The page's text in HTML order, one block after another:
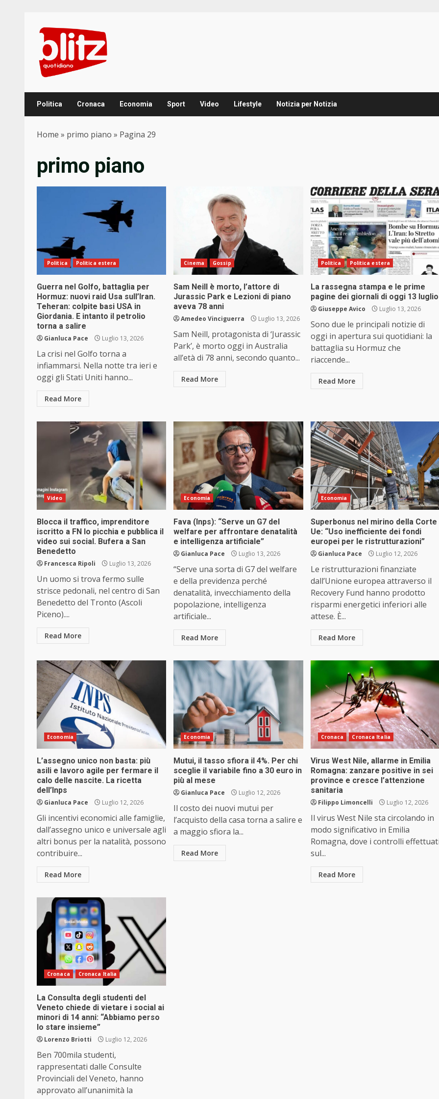
content
Politica Cronaca Economia Sport Video Lifestyle Notizia per Notizia
Home » primo piano » Pagina 29
primo piano
Politica Politica estera
Guerra nel Golfo, battaglia per
Hormuz: nuovi raid Usa sull’Iran.
Teheran: colpite basi USA in
Giordania. E intanto il petrolio
torna a salire
Gianluca Pace Luglio 13, 2026
La crisi nel Golfo torna a
infiammarsi. Nella notte tra ieri e
oggi gli Stati Uniti hanno...
Read More
Cinema Gossip
Sam Neill è morto, l’attore di
Jurassic Park e Lezioni di piano
aveva 78 anni
Amedeo Vinciguerra Luglio 13, 2026
Sam Neill, protagonista di ‘Jurassic
Park’, è morto oggi in Australia
all’età di 78 anni, secondo quanto...
Read More
Politica Politica estera
La rassegna stampa e le prime
pagine dei giornali di oggi 13 luglio
Giuseppe Avico Luglio 13, 2026
Sono due le principali notizie di
oggi in apertura sui quotidiani: la
battaglia su Hormuz che
riaccende...
Read More
Video
Blocca il traffico, imprenditore
iscritto a FN lo picchia e pubblica il
video sui social. Bufera a San
Benedetto
Francesca Ripoli Luglio 13, 2026
Un uomo si trova fermo sulle
strisce pedonali, nel centro di San
Benedetto del Tronto (Ascoli
Piceno)....
Read More
Economia
Fava (Inps): “Serve un G7 del
welfare per affrontare denatalità
e intelligenza artificiale”
Gianluca Pace Luglio 13, 2026
“Serve una sorta di G7 del welfare
e della previdenza perché
denatalità, invecchiamento della
popolazione, intelligenza
artificiale...
Read More
Economia
Superbonus nel mirino della Corte
Ue: “Uso inefficiente dei fondi
europei per le ristrutturazioni”
Gianluca Pace Luglio 12, 2026
Le ristrutturazioni finanziate
dall’Unione europea attraverso il
Recovery Fund hanno prodotto
risparmi energetici inferiori alle
attese. È...
Read More
Economia
L’assegno unico non basta: più
asili e lavoro agile per fermare il
calo delle nascite. La ricetta
dell’Inps
Gianluca Pace Luglio 12, 2026
Gli incentivi economici alle famiglie,
dall’assegno unico e universale agli
altri bonus per la natalità, possono
contribuire...
Read More
Economia
Mutui, il tasso sfiora il 4%. Per chi
sceglie il variabile fino a 30 euro in
più al mese
Gianluca Pace Luglio 12, 2026
Il costo dei nuovi mutui per
l’acquisto della casa torna a salire e
a maggio sfiora la...
Read More
Cronaca Cronaca Italia
Virus West Nile, allarme in Emilia
Romagna: zanzare positive in sei
province e cresce l’attenzione
sanitaria
Filippo Limoncelli Luglio 12, 2026
Il virus West Nile sta circolando in
modo significativo in Emilia
Romagna, dove i controlli
sul...
Read More
Cronaca Cronaca Italia
La Consulta degli studenti del
Veneto chiede di vietare i social ai
minori di 14 anni: “Abbiamo perso
lo stare insieme”
Lorenzo Briotti Luglio 12, 2026
Ben 700mila studenti,
rappresentati dalle Consulte
Provinciali del Veneto, hanno
approvato all’unanimità la